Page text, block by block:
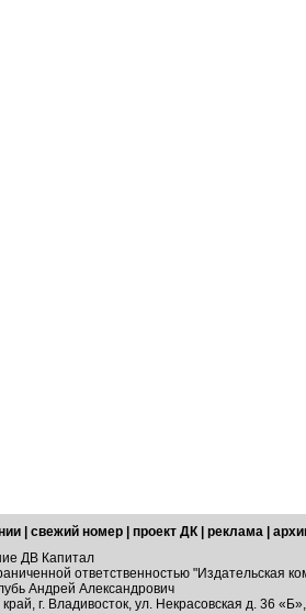
свежий номер проект ДК реклама
ДВ Капитал
ответственностью "Издательская
Андрей Александрович
г. Владивосток, ул. Некрасовская д. 36